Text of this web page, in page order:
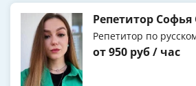
Репетитор Софья
Репетитор по
от 950 руб / час